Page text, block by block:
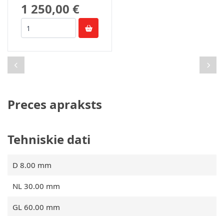
1 250,00 €
Preces apraksts
Tehniskie dati
D 8.00 mm
NL 30.00 mm
GL 60.00 mm